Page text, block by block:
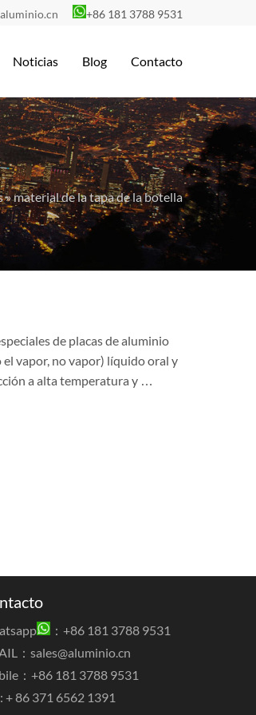
+86 181 3788 9531
Noticias Blog Contacto
» material de la tapa de la botella
de placas de aluminio
vapor, no vapor) líquido oral y
a alta temperatura y …
：+86 181 3788 9531
： sales@aluminio.cn
：+86 181 3788 9531
+ 86 371 6562 1391